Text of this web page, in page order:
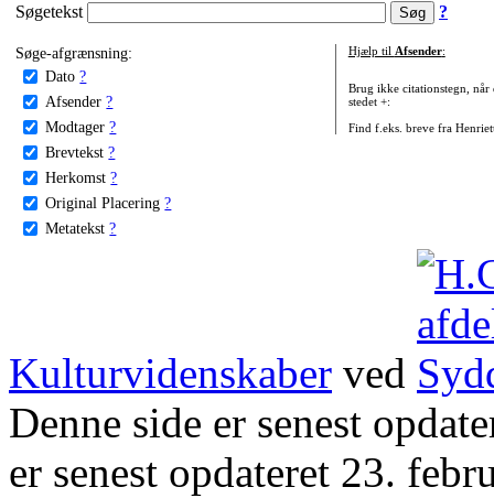
Søgetekst ?
Søge-afgrænsning:
Dato ?
Afsender ?
Modtager ?
Brevtekst ?
Herkomst ?
Original Placering ?
Metatekst ?
Hjælp til Afsender:
Brug ikke citationstegn, når
stedet +:
Find f.eks. breve fra
Kulturvidenskaber ved
Denne side er senest
er senest opdateret 23.